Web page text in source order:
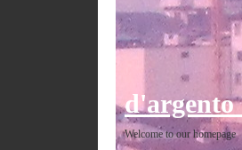
d'argento
Welcome to our homepage